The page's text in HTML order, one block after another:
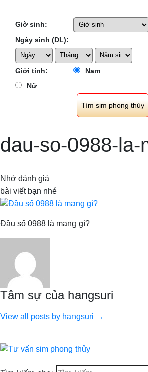
Giờ sinh:
Ngày sinh (DL):
Giới tính:
Nam
Nữ
dau-so-0988-la-
Nhớ đánh giá
bài viết bạn nhé
Đầu số 0988 là mạng gì?
Tâm sự của hangsuri
View all posts by hangsuri →